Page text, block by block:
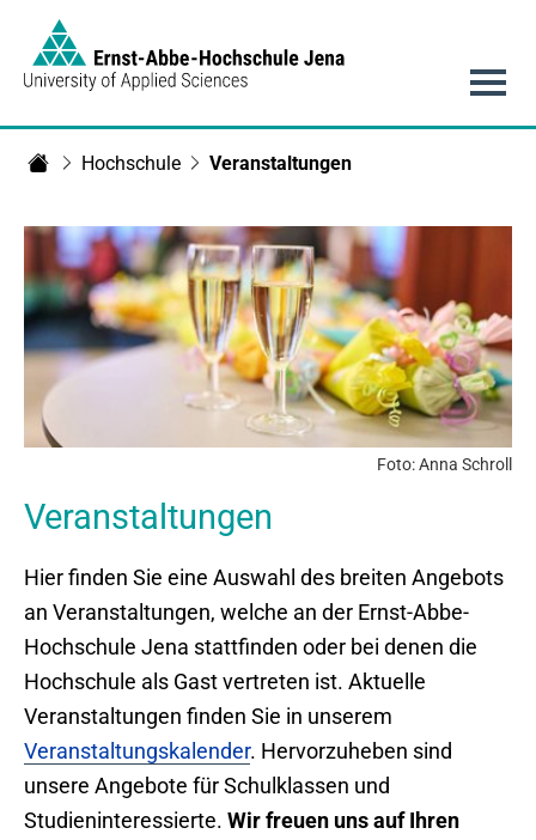
Hochschule Veranstaltungen
Foto: Anna Schroll
Veranstaltungen
Hier finden Sie eine Auswahl des breiten Angebots
an Veranstaltungen, welche an der Ernst-Abbe-
Hochschule Jena stattfinden oder bei denen die
Hochschule als Gast vertreten ist. Aktuelle
Veranstaltungen finden Sie in unserem
Veranstaltungskalender. Hervorzuheben sind
unsere Angebote für Schulklassen und
Studieninteressierte. Wir freuen uns auf Ihren